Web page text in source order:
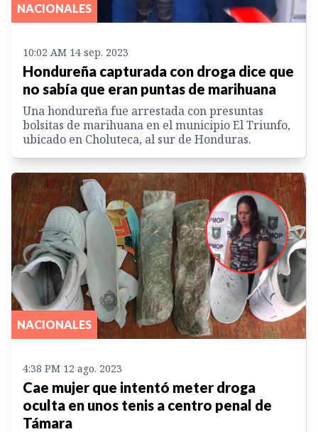
NACIONALES
10:02 AM 14 sep. 2023
Hondureña capturada con droga dice que
no sabía que eran puntas de marihuana
Una hondureña fue arrestada con presuntas
bolsitas de marihuana en el municipio El Triunfo,
ubicado en Choluteca, al sur de Honduras.
NACIONALES
4:38 PM 12 ago. 2023
Cae mujer que intentó meter droga
oculta en unos tenis a centro penal de
Támara